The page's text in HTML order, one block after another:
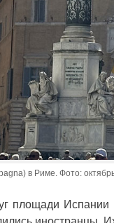
в Риме. Фото:
площади Испании